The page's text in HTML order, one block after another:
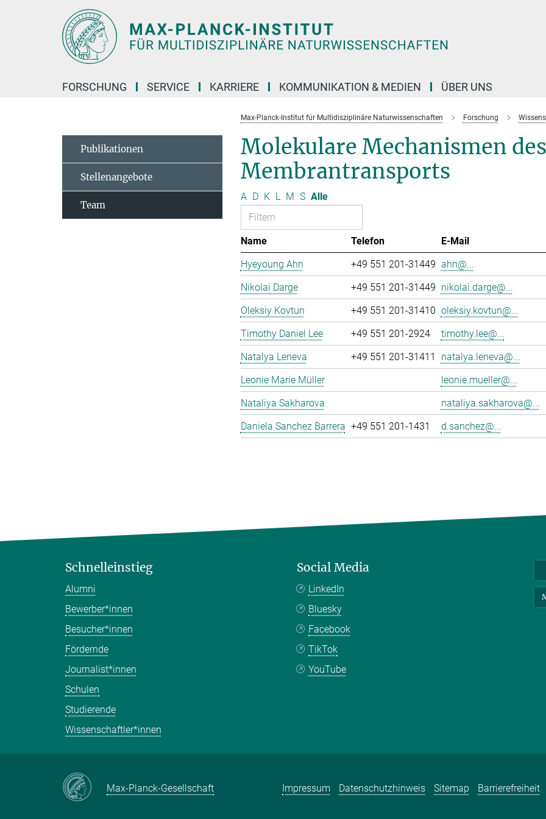
FORSCHUNG SERVICE KARRIERE KOMMUNIKATION & MEDIEN ÜBER UNS
Max-Planck-Institut für Multidisziplinäre Naturwissenschaften Forschung
Molekulare Mechanismen des
Membrantransports
A D K L M S Alle
Name Telefon
E-Mail
Hyeyoung Ahn
+49 551 201-31449 ahn@...
Nikolai Darge
+49 551 201-31449 nikolai.darge@...
Oleksiy Kovtun
+49 551 201-31410 oleksiy.kovtun@...
Timothy Daniel Lee
+49 551 201-2924
timothy.lee@...
Natalya Leneva
+49 551 201-31411
natalya.leneva@...
Leonie Marie Müller
leonie.mueller@...
Nataliya Sakharova
nataliya.sakharova@...
Daniela Sanchez Barrera +49 551 201-1431 d.sanchez@...
Publikationen
Stellenangebote
Team
Schnelleinstieg
Alumni
Bewerber*innen
Besucher*innen
Fördernde
Journalist*innen
Schulen
Studierende
Wissenschaftler*innen
Social Media
LinkedIn
Bluesky
Facebook
TikTok
YouTube
Max-Planck-Gesellschaft Impressum Datenschutzhinweis Sitemap Barrierefreiheit